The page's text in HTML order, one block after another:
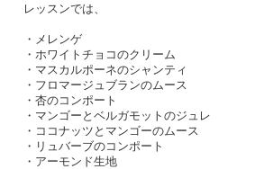
レッスンでは、
・メレンゲ
・ホワイトチョコのクリーム
・マスカルポーネのシャンティ
・フロマージュブランのムース
・杏のコンポート
・マンゴーとベルガモットのジュレ
・ココナッツとマンゴーのムース
・リュバーブのコンポート
・アーモンド生地